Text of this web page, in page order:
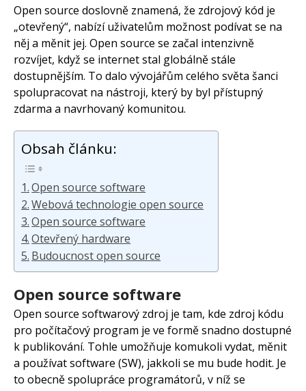
Arduino s Massimem Banzim
Arduino se Zbyškem Vodou
Arduino v příkladech
Arduino roboti
Tinylab
Makeblock
Micro:bit
Videa
Koupit
Open source doslovně znamená, že zdrojový kód je
„otevřený“, nabízí uživatelům možnost podívat se na
něj a měnit jej. Open source se začal intenzivně
rozvíjet, když se internet stal globálně stále
dostupnějším. To dalo vývojářům celého světa šanci
spolupracovat na nástroji, který by byl přístupný
zdarma a navrhovaný komunitou.
Obsah článku:
Open source software
Webová technologie open source
Open source software
Otevřený hardware
Budoucnost open source
Open source software
Open source softwarový zdroj je tam, kde zdroj kódu
pro počítačový program je ve formě snadno dostupné
k publikování. Tohle umožňuje komukoli vydat, měnit
a používat software (SW), jakkoli se mu bude hodit. Je
to obecně spolupráce programátorů, v níž se